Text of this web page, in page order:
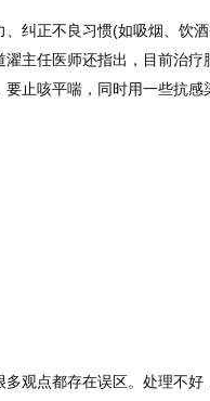
纠正不良习惯(如吸烟、饮
主任医师还指出，目前治疗
止咳平喘，同时用一些抗
观点都存在误区。处理不好